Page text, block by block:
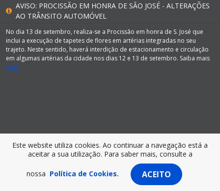
AVISO: PROCISSÃO EM HONRA DE SÃO JOSÉ - ALTERAÇÕES
AO TRÂNSITO AUTOMÓVEL
No dia 13 de setembro, realiza-se a Procissão em honra de S. José que
inclui a execução de tapetes de flores em artérias integradas no seu
trajeto. Neste sentido, haverá interdição de estacionamento e circulação
em algumas artérias da cidade nos dias 12 e 13 de setembro. Saiba mais
aqui.
Este website utiliza cookies. Ao continuar a navegação está a
aceitar a sua utilização. Para saber mais, consulte a
nossa Política de Cookies. ACEITO